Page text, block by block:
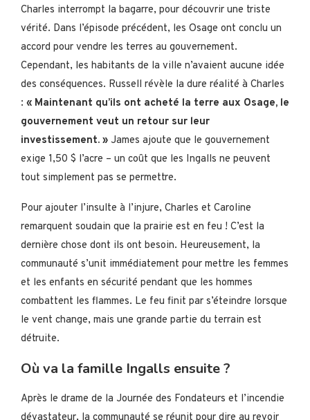
Charles interrompt la bagarre, pour découvrir une triste
vérité. Dans l’épisode précédent, les Osage ont conclu un
accord pour vendre les terres au gouvernement.
Cependant, les habitants de la ville n’avaient aucune idée
des conséquences. Russell révèle la dure réalité à Charles
: « Maintenant qu’ils ont acheté la terre aux Osage, le
gouvernement veut un retour sur leur
investissement. » James ajoute que le gouvernement
exige 1,50 $ l’acre – un coût que les Ingalls ne peuvent
tout simplement pas se permettre.
Pour ajouter l’insulte à l’injure, Charles et Caroline
remarquent soudain que la prairie est en feu ! C’est la
dernière chose dont ils ont besoin. Heureusement, la
communauté s’unit immédiatement pour mettre les femmes
et les enfants en sécurité pendant que les hommes
combattent les flammes. Le feu finit par s’éteindre lorsque
le vent change, mais une grande partie du terrain est
détruite.
Où va la famille Ingalls ensuite ?
Après le drame de la Journée des Fondateurs et l’incendie
dévastateur, la communauté se réunit pour dire au revoir